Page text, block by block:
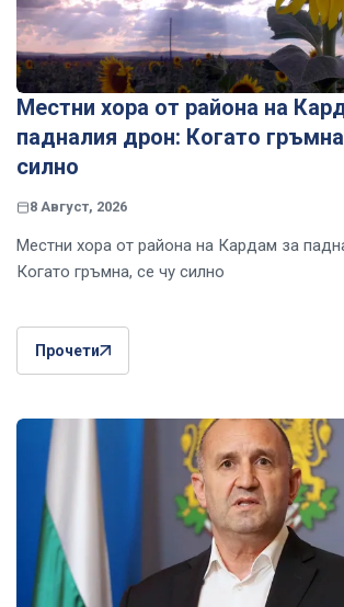
Местни хора от района на
падналия дрон: Когато
силно
8 Август, 2026
Местни хора от района на Кардам за
Когато гръмна, се чу силно
Прочети